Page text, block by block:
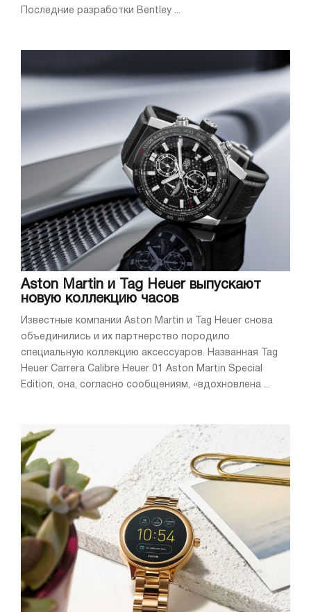
Последние разработки Bentley ...
Aston Martin и Tag Heuer выпускают
новую коллекцию часов
Известные компании Aston Martin и Tag Heuer снова
объединились и их партнерство породило
специальную коллекцию аксессуаров. Названная Tag
Heuer Carrera Calibre Heuer 01 Aston Martin Special
Edition, она, согласно сообщениям, «вдохновлена ...